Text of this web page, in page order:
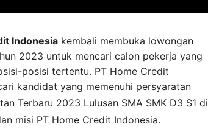
Indonesia kembali membuka lowongan
2023 untuk mencari calon pekerja yang
posisi tertentu. PT Home Credit
kandidat yang memenuhi persyaratan
Terbaru 2023 Lulusan SMA SMK D3 S1 di
misi PT Home Credit Indonesia.